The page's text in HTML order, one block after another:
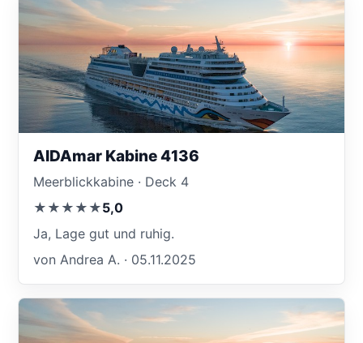
AIDAmar Kabine 4136
Meerblickkabine · Deck 4
★★★★★5,0
Ja, Lage gut und ruhig.
von Andrea A. · 05.11.2025